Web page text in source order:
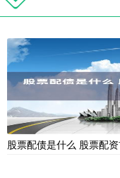
股票配债是什么 股票配